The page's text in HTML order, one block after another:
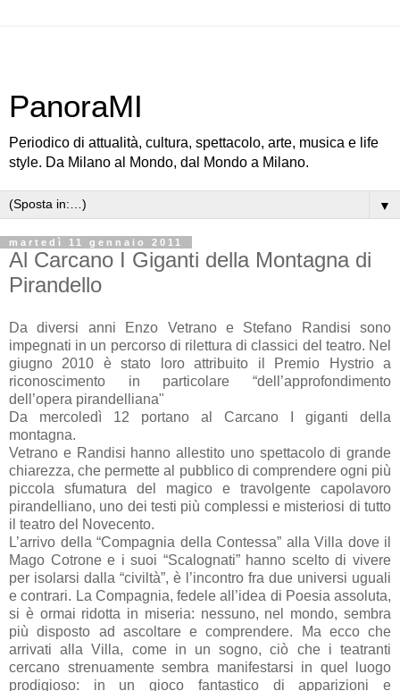
PanoraMI
Periodico di attualità, cultura, spettacolo, arte, musica e life
style. Da Milano al Mondo, dal Mondo a Milano.
▼
martedì 11 gennaio 2011
Al Carcano I Giganti della Montagna di
Pirandello
Da diversi anni Enzo Vetrano e Stefano Randisi sono
impegnati in un percorso di rilettura di classici del teatro. Nel
giugno 2010 è stato loro attribuito il Premio Hystrio a
riconoscimento in particolare “dell’approfondimento
dell’opera pirandelliana"
Da mercoledì 12 portano al Carcano I giganti della
montagna.
Vetrano e Randisi hanno allestito uno spettacolo di grande
chiarezza, che permette al pubblico di comprendere ogni più
piccola sfumatura del magico e travolgente capolavoro
pirandelliano, uno dei testi più complessi e misteriosi di tutto
il teatro del Novecento.
L’arrivo della “Compagnia della Contessa” alla Villa dove il
Mago Cotrone e i suoi “Scalognati” hanno scelto di vivere
per isolarsi dalla “civiltà”, è l’incontro fra due universi uguali
e contrari. La Compagnia, fedele all’idea di Poesia assoluta,
si è ormai ridotta in miseria: nessuno, nel mondo, sembra
più disposto ad ascoltare e comprendere. Ma ecco che
arrivati alla Villa, come in un sogno, ciò che i teatranti
cercano strenuamente sembra manifestarsi in quel luogo
prodigioso: in un gioco fantastico di apparizioni e